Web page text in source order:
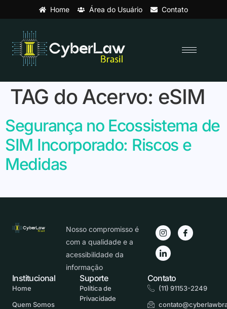
Home Área do Usuário Contato
TAG do Acervo: eSIM
Segurança no Ecossistema de
SIM Incorporado: Riscos e
Medidas
Nosso compromisso é
com a qualidade e a
acessibilidade da
informação
Suporte
Política de
Privacidade
Contato
(11) 91153-2249
Institucional
Home
Quem Somos